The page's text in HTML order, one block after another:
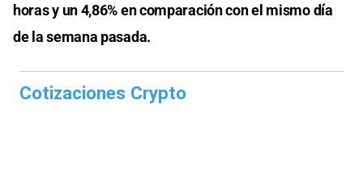
horas y un 4,86% en comparación con el mismo día
de la semana pasada.